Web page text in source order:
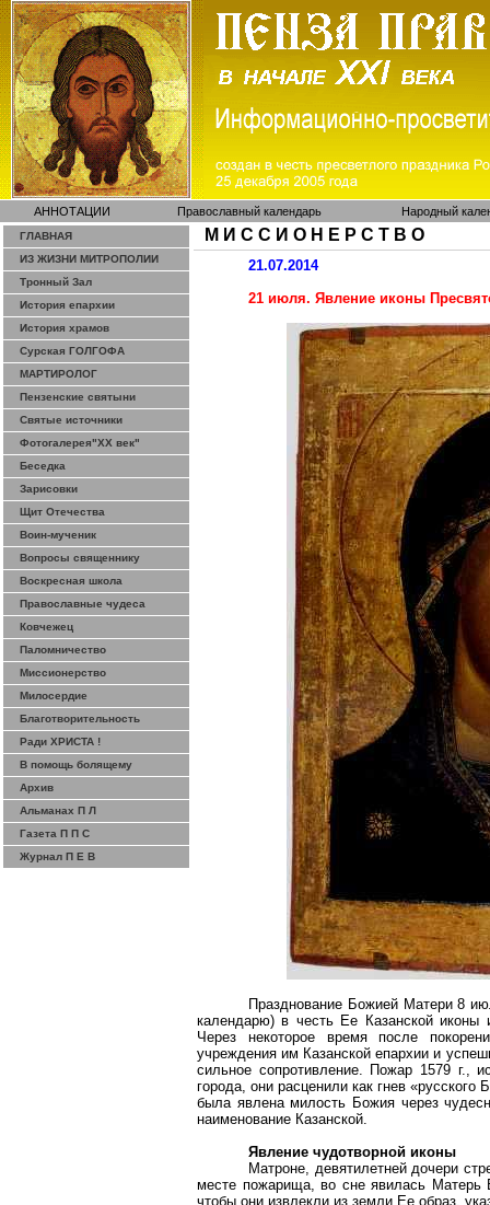
АННОТАЦИИ Православный календарь Народный
ГЛАВНАЯ
ИЗ ЖИЗНИ МИТРОПОЛИИ
Тронный Зал
История епархии
История храмов
Сурская ГОЛГОФА
МАРТИРОЛОГ
Пензенские святыни
Святые источники
Фотогалерея"ХХ век"
Беседка
Зарисовки
Щит Отечества
Воин-мученик
Вопросы священнику
Воскресная школа
Православные чудеса
Ковчежец
Паломничество
Миссионерство
Милосердие
Благотворительность
Ради ХРИСТА !
В помощь болящему
Архив
Альманах П Л
Газета П П С
Журнал П Е В
М И С С И О Н Е Р С Т В О
21.07.2014
21 июля. Явление иконы
Празднование Божией Матери 8
календарю) в честь Ее Казанской
Через некоторое время после
учреждения им Казанской епархии и
сильное сопротивление. Пожар 1579 г.,
города, они расценили как гнев
была явлена милость Божия через
наименование Казанской.
Явление чудотворной иконы
Матроне, девятилетней дочери
месте пожарища, во сне явилась Матерь
чтобы они извлекли из земли Ее образ,